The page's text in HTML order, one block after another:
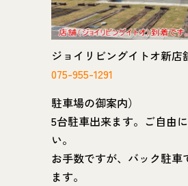
ジョイリビングイトオ新店
075-955-1291
駐車場の御案内）
5台駐車出来ます。ご自由
い。
お手数ですが、バック駐車
ます。